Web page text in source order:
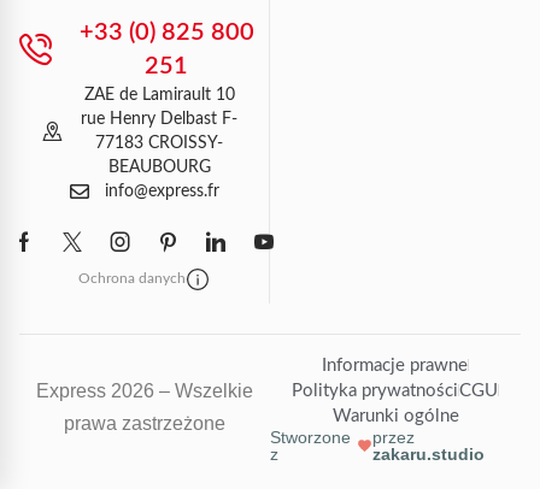
+33 (0) 825 800
251
ZAE de Lamirault 10
rue Henry Delbast F-
77183 CROISSY-
BEAUBOURG
info@express.fr
Ochrona danych
Express 2026 – Wszelkie
prawa zastrzeżone
Informacje prawne
Polityka prywatnościCGU
Warunki ogólne
Stworzone
z
przez
zakaru.studio